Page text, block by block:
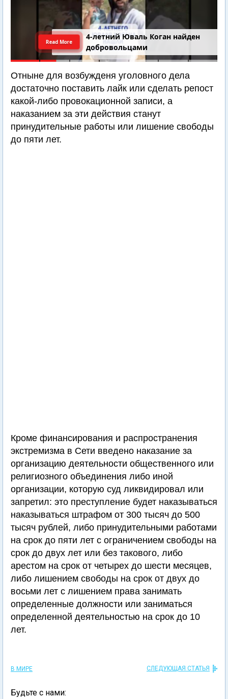
4-летний Юваль Коган найден
добровольцами
Read More
Отныне для возбужденя уголовного дела
достаточно поставить лайк или сделать репост
какой-либо провокационной записи, а
наказанием за эти действия станут
принудительные работы или лишение свободы
до пяти лет.
Кроме финансирования и распространения
экстремизма в Сети введено наказание за
организацию деятельности общественного или
религиозного объединения либо иной
организации, которую суд ликвидировал или
запретил: это преступление будет наказываться
наказываться штрафом от 300 тысяч до 500
тысяч рублей, либо принудительными работами
на срок до пяти лет с ограничением свободы на
срок до двух лет или без такового, либо
арестом на срок от четырех до шести месяцев,
либо лишением свободы на срок от двух до
восьми лет с лишением права занимать
определенные должности или заниматься
определенной деятельностью на срок до 10
лет.
В МИРЕ СЛЕДУЮЩАЯ СТАТЬЯ
Будьте с нами: